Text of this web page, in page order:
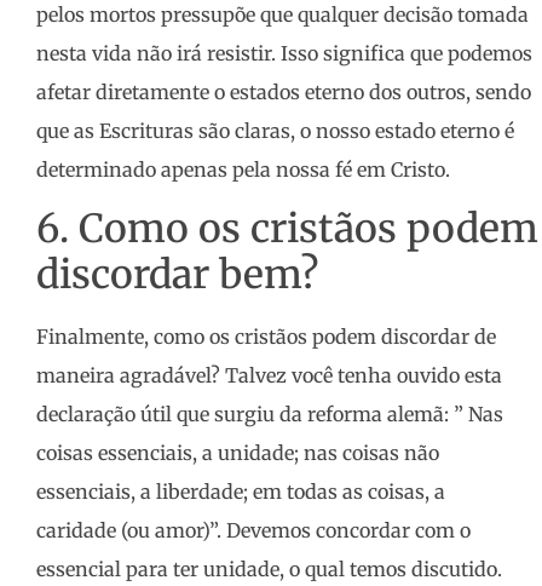
pelos mortos pressupõe que qualquer decisão tomada
nesta vida não irá resistir. Isso significa que podemos
afetar diretamente o estados eterno dos outros, sendo
que as Escrituras são claras, o nosso estado eterno é
determinado apenas pela nossa fé em Cristo.
6. Como os cristãos podem
discordar bem?
Finalmente, como os cristãos podem discordar de
maneira agradável? Talvez você tenha ouvido esta
declaração útil que surgiu da reforma alemã: ” Nas
coisas essenciais, a unidade; nas coisas não
essenciais, a liberdade; em todas as coisas, a
caridade (ou amor)”. Devemos concordar com o
essencial para ter unidade, o qual temos discutido.